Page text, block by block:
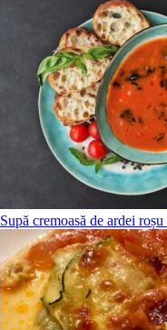
Supă cremoasă de ardei roșu